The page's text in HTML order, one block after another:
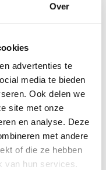
Over
advertenties te
media te bieden
Ook delen we
site met onze
en analyse. Deze
met andere
of die ze hebben
van hun services.
getagd met
Thai